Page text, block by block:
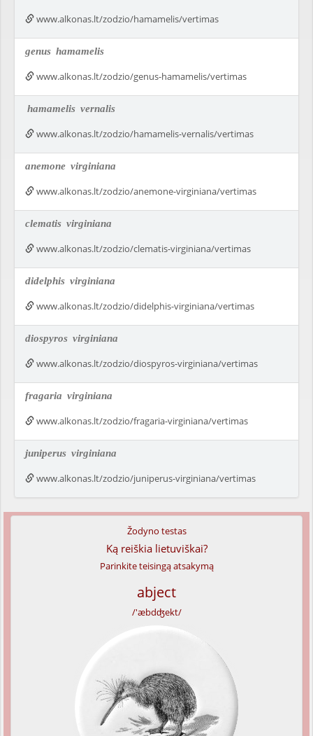
www.alkonas.lt/zodzio/hamamelis/vertimas
genus hamamelis
www.alkonas.lt/zodzio/genus-hamamelis/vertimas
hamamelis vernalis
www.alkonas.lt/zodzio/hamamelis-vernalis/vertimas
anemone virginiana
www.alkonas.lt/zodzio/anemone-virginiana/vertimas
clematis virginiana
www.alkonas.lt/zodzio/clematis-virginiana/vertimas
didelphis virginiana
www.alkonas.lt/zodzio/didelphis-virginiana/vertimas
diospyros virginiana
www.alkonas.lt/zodzio/diospyros-virginiana/vertimas
fragaria virginiana
www.alkonas.lt/zodzio/fragaria-virginiana/vertimas
juniperus virginiana
www.alkonas.lt/zodzio/juniperus-virginiana/vertimas
Žodyno testas
Ką reiškia lietuviškai?
Parinkite teisingą atsakymą
abject
/'æbdʤekt/